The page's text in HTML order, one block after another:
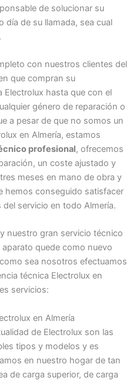
de solucionar su
día de su llamada, sea cual
con nuestros clientes del
que compran su
Electrolux hasta que con el
género de reparación o
a pesar de que no somos un
en Almería, estamos
profesional, ofrecemos
un coste ajustado y
meses en mano de obra y
hemos conseguido satisfacer
servicio en todo Almería.
nuestro gran servicio técnico
quede como nuevo
sea nosotros efectuamos
técnica Electrolux en
servicios:
en Almería
de Electrolux son las
tipos y modelos y es
en nuestro hogar de tan
de carga superior, de carga